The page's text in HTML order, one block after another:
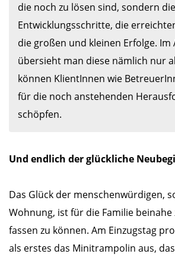
die noch zu lösen sind, sondern
Entwicklungsschritte, die
die großen und kleinen Erfolge. Im
übersieht man diese nämlich nur
können KlientInnen wie
für die noch anstehenden
schöpfen.
Und endlich der glückliche
Das Glück der menschenwürdigen,
Wohnung, ist für die Familie beinahe
fassen zu können. Am Einzugstag
als erstes das Minitrampolin aus,